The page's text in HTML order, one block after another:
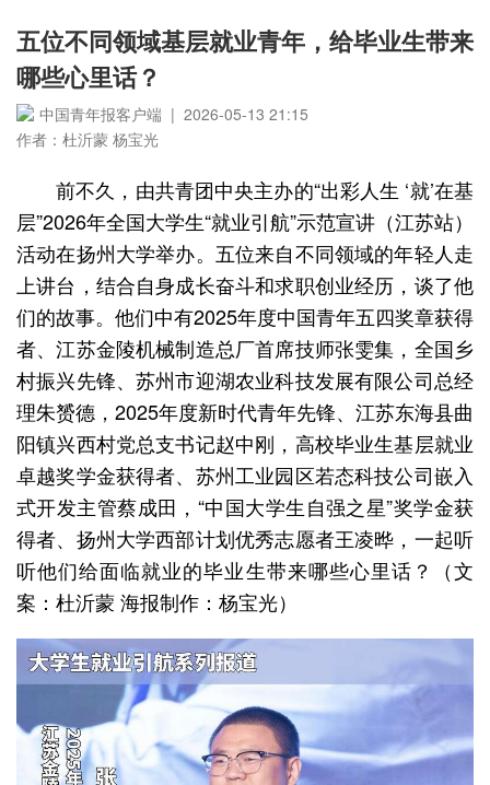
五位不同领域基层就业青年，给毕业生带来
哪些心里话？
中国青年报客户端 | 2026-05-13 21:15
作者：杜沂蒙 杨宝光
前不久，由共青团中央主办的“出彩人生 ‘就’在基
层”2026年全国大学生“就业引航”示范宣讲（江苏站）
活动在扬州大学举办。五位来自不同领域的年轻人走
上讲台，结合自身成长奋斗和求职创业经历，谈了他
们的故事。他们中有2025年度中国青年五四奖章获得
者、江苏金陵机械制造总厂首席技师张雯集，全国乡
村振兴先锋、苏州市迎湖农业科技发展有限公司总经
理朱赟德，2025年度新时代青年先锋、江苏东海县曲
阳镇兴西村党总支书记赵中刚，高校毕业生基层就业
卓越奖学金获得者、苏州工业园区若态科技公司嵌入
式开发主管蔡成田，“中国大学生自强之星”奖学金获
得者、扬州大学西部计划优秀志愿者王凌晔，一起听
听他们给面临就业的毕业生带来哪些心里话？（文
案：杜沂蒙 海报制作：杨宝光）